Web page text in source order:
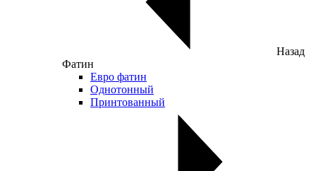
Назад
Фатин
Евро фатин
Однотонный
Принтованный